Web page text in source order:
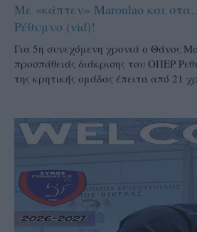
Με «κάπτεν» Maroulao και
Ρέθυμνο (vid)!
Για 5η συνεχόμενη χρονιά ο Θάνος
προσπάθειάς διάκρισης του ΟΠΕΡ
της κρητικής ομάδας έπειτα από 21